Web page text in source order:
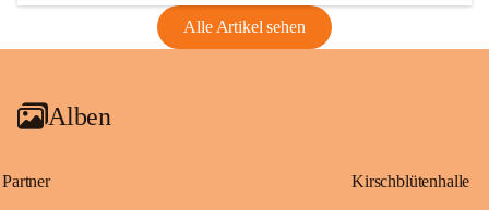
Alle Artikel sehen
Alben
Partner Kirschblütenhalle